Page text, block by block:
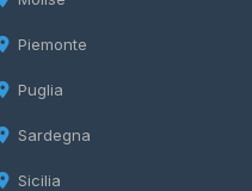
Piemonte
Puglia
Sardegna
Sicilia